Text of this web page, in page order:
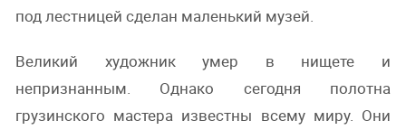
под лестницей сделан маленький музей.
Великий художник умер в нищете и
непризнанным. Однако сегодня полотна
грузинского мастера известны всему миру. Они